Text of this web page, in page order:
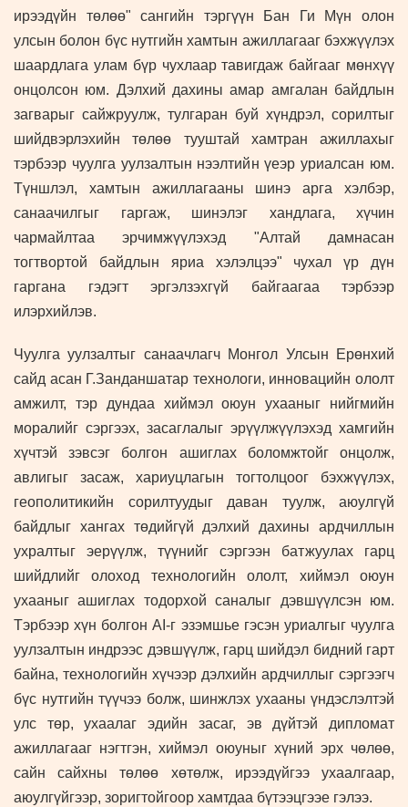
ирээдүйн төлөө" сангийн тэргүүн Бан Ги Мүн олон
улсын болон бүс нутгийн хамтын ажиллагааг бэхжүүлэх
шаардлага улам бүр чухлаар тавигдаж байгааг мөнхүү
онцолсон юм. Дэлхий дахины амар амгалан байдлын
загварыг сайжруулж, тулгаран буй хүндрэл, сорилтыг
шийдвэрлэхийн төлөө тууштай хамтран ажиллахыг
тэрбээр чуулга уулзалтын нээлтийн үеэр уриалсан юм.
Түншлэл, хамтын ажиллагааны шинэ арга хэлбэр,
санаачилгыг гаргаж, шинэлэг хандлага, хүчин
чармайлтаа эрчимжүүлэхэд "Алтай дамнасан
тогтвортой байдлын яриа хэлэлцээ" чухал үр дүн
гаргана гэдэгт эргэлзэхгүй байгаагаа тэрбээр
илэрхийлэв.
Чуулга уулзалтыг санаачлагч Монгол Улсын Ерөнхий
сайд асан Г.Занданшатар технологи, инновацийн ололт
амжилт, тэр дундаа хиймэл оюун ухааныг нийгмийн
моралийг сэргээх, засаглалыг эрүүлжүүлэхэд хамгийн
хүчтэй зэвсэг болгон ашиглах боломжтойг онцолж,
авлигыг засаж, хариуцлагын тогтолцоог бэхжүүлэх,
геополитикийн сорилтуудыг даван туулж, аюулгүй
байдлыг хангах төдийгүй дэлхий дахины ардчиллын
ухралтыг эерүүлж, түүнийг сэргээн батжуулах гарц
шийдлийг олоход технологийн ололт, хиймэл оюун
ухааныг ашиглах тодорхой саналыг дэвшүүлсэн юм.
Тэрбээр хүн болгон AI-г эзэмшье гэсэн уриалгыг чуулга
уулзалтын индрээс дэвшүүлж, гарц шийдэл бидний гарт
байна, технологийн хүчээр дэлхийн ардчиллыг сэргээгч
бүс нутгийн түүчээ болж, шинжлэх ухааны үндэслэлтэй
улс төр, ухаалаг эдийн засаг, эв дүйтэй дипломат
ажиллагааг нэгтгэн, хиймэл оюуныг хүний эрх чөлөө,
сайн сайхны төлөө хөтөлж, ирээдүйгээ ухаалгаар,
аюулгүйгээр, зоригтойгоор хамтдаа бүтээцгээе гэлээ.